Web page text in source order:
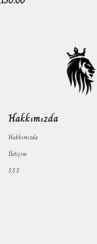
Hakkımızda
Hakkımızda
İletişim
S.S.S